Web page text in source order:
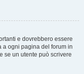
e dovrebbero essere
a ogni pagina del forum in
se un utente può scrivere